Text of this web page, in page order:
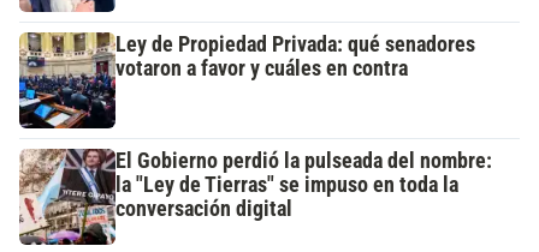
Ley de Propiedad Privada: qué senadores
votaron a favor y cuáles en contra
El Gobierno perdió la pulseada del nombre:
la "Ley de Tierras" se impuso en toda la
conversación digital